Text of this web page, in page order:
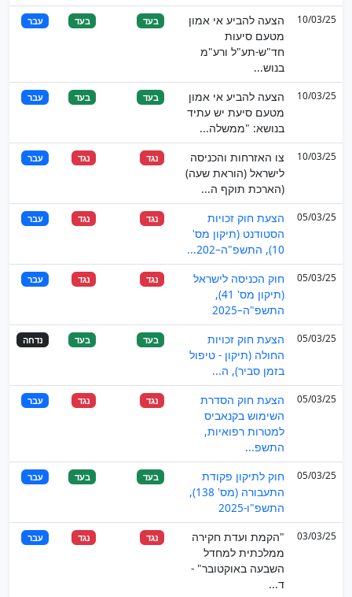
10/03/25
הצעה להביע אי אמון
מטעם סיעות
חד"ש-תע"ל ורע"מ
בנוש...
בעד בעד עבר
10/03/25
הצעה להביע אי אמון
מטעם סיעת יש עתיד
בנושא: "ממשלה...
בעד בעד עבר
10/03/25
צו האזרחות והכניסה
לישראל (הוראת שעה)
(הארכת תוקף ה...
נגד נגד עבר
05/03/25
הצעת חוק זכויות
הסטודנט (תיקון מס'
10), התשפ"ה–202...
נגד נגד עבר
05/03/25
חוק הכניסה לישראל
(תיקון מס' 41),
התשפ"ה–2025
נגד נגד עבר
05/03/25
הצעת חוק זכויות
החולה (תיקון - טיפול
בזמן סביר), ה...
בעד בעד נדחה
05/03/25
הצעת חוק הסדרת
השימוש בקנאביס
למטרות רפואיות,
התשפ...
נגד נגד עבר
05/03/25
חוק לתיקון פקודת
התעבורה (מס' 138),
התשפ"ו-2025
בעד בעד עבר
03/03/25
"הקמת ועדת חקירה
ממלכתית למחדל
השבעה באוקטובר" -
ד...
נגד נגד עבר